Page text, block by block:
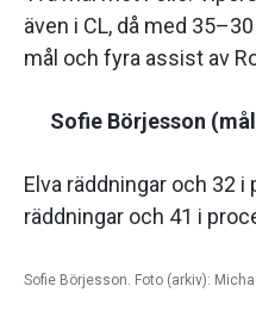
även i CL, då med
mål och fyra assist av
Sofie Börjesson
Elva räddningar och 32
räddningar och 41 i
Sofie Börjesson. Foto (arkiv):